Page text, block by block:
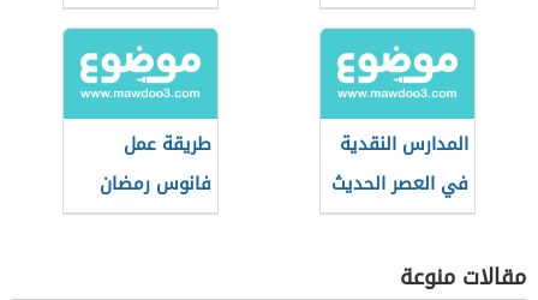
والتشكيلي
المدارس النقدية
في العصر الحديث
طريقة عمل
فانوس رمضان
بالزجاج البلاستيك
مقالات منوعة